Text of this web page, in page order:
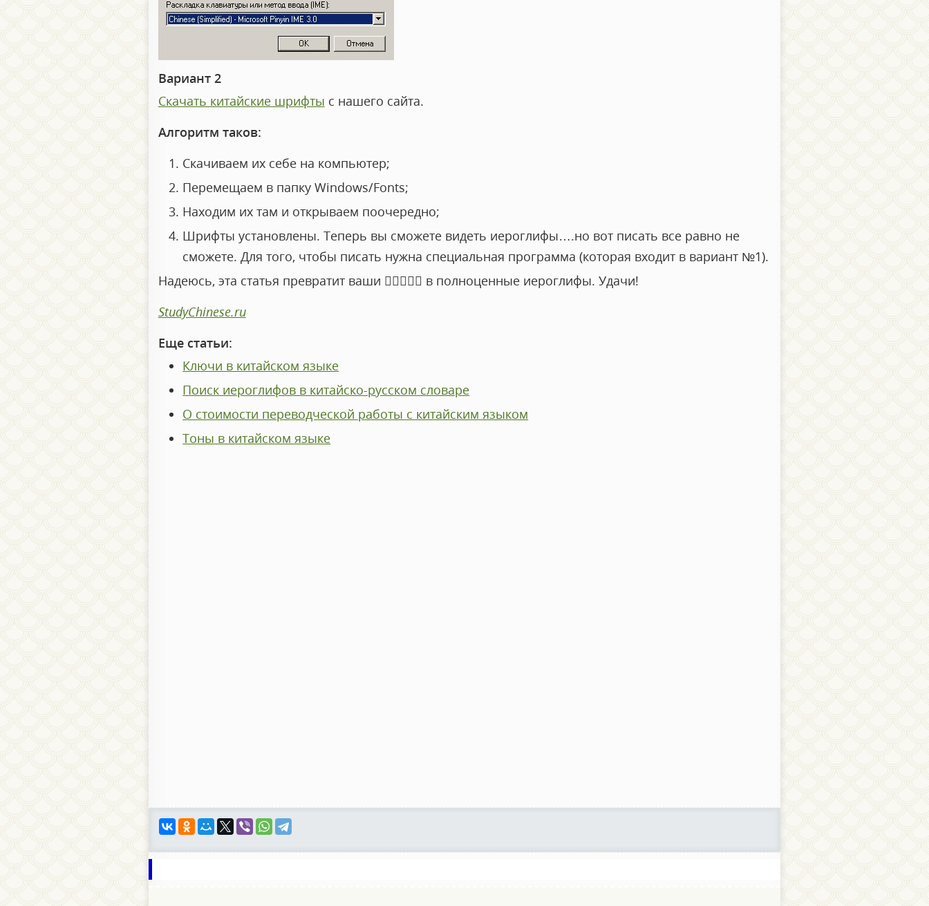
Вариант 2
Скачать китайские шрифты с нашего сайта.
Алгоритм таков:
Скачиваем их себе на компьютер;
Перемещаем в папку Windows/Fonts;
Находим их там и открываем поочередно;
Шрифты установлены. Теперь вы сможете видеть иероглифы….но вот писать все равно не
сможете. Для того, чтобы писать нужна специальная программа (которая входит в вариант №1).
Надеюсь, эта статья превратит ваши  в полноценные иероглифы. Удачи!
StudyChinese.ru
Еще статьи:
Ключи в китайском языке
Поиск иероглифов в китайско-русском словаре
О стоимости переводческой работы с китайским языком
Тоны в китайском языке